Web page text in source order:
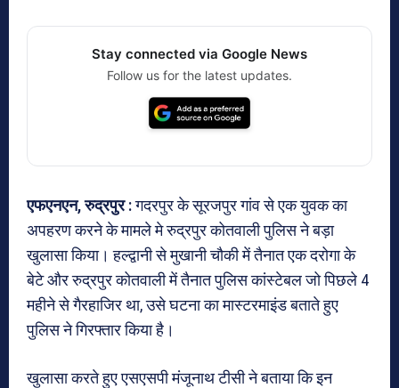
Stay connected via Google News
Follow us for the latest updates.
एफएनएन,रुद्रपुर :गदरपुर के सूरजपुर गांव से एक युवक का
अपहरण करने के मामले मे रुद्रपुर कोतवाली पुलिस ने बड़ा
खुलासा किया। हल्द्वानी से मुखानी चौकी में तैनात एक दरोगा के
बेटे और रुद्रपुर कोतवाली में तैनात पुलिस कांस्टेबल जो पिछले 4
महीने से गैरहाजिर था, उसे घटना का मास्टरमाइंड बताते हुए
पुलिस ने गिरफ्तार किया है।
खुलासा करते हुए एसएसपी मंजूनाथ टीसी ने बताया कि इन